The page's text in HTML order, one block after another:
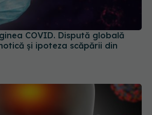
COVID. Dispută globală
și ipoteza scăpării din